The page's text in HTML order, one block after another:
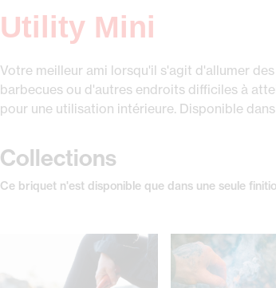
Utility Mini
Votre meilleur ami lorsqu'il s'agit d'allumer
barbecues ou d'autres endroits difficiles à
pour une utilisation intérieure. Disponible
Collections
Ce briquet n'est disponible que dans une seule